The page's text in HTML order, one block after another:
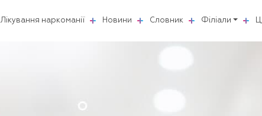
Лікування наркоманії Новини Словник Філіали